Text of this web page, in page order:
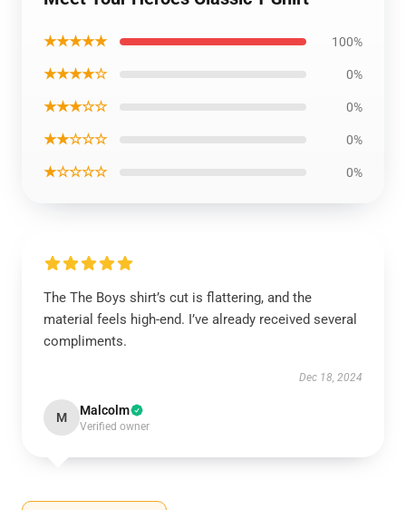
★★★★★ 100%
★★★★☆ 0%
★★★☆☆ 0%
★★☆☆☆ 0%
★☆☆☆☆ 0%
The The Boys shirt’s cut is flattering, and the
material feels high-end. I’ve already received several
compliments.
Dec 18, 2024
M Malcolm
Verified owner